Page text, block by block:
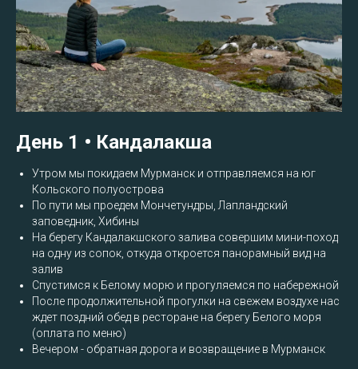
День 1 • Кандалакша
Утром мы покидаем Мурманск и отправляемся на юг
Кольского полуострова
По пути мы проедем Мончетундры, Лапландский
заповедник, Хибины
На берегу Кандалакшского залива совершим мини-поход
на одну из сопок, откуда откроется панорамный вид на
залив
Спустимся к Белому морю и прогуляемся по набережной
После продолжительной прогулки на свежем воздухе нас
ждет поздний обед в ресторане на берегу Белого моря
(оплата по меню)
Вечером - обратная дорога и возвращение в Мурманск